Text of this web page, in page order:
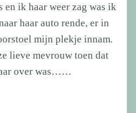
en ik haar weer zag was ik
haar auto rende, er in
mijn plekje innam.
lieve mevrouw toen dat
over was……